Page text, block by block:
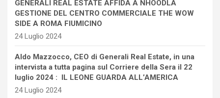
GENERALI REAL ESTATE AFFIDA A NHOODLA
GESTIONE DEL CENTRO COMMERCIALE THE WOW
SIDE A ROMA FIUMICINO
24 Luglio 2024
Aldo Mazzocco, CEO di Generali Real Estate, in una
intervista a tutta pagina sul Corriere della Sera il 22
luglio 2024 : IL LEONE GUARDA ALL’AMERICA
24 Luglio 2024